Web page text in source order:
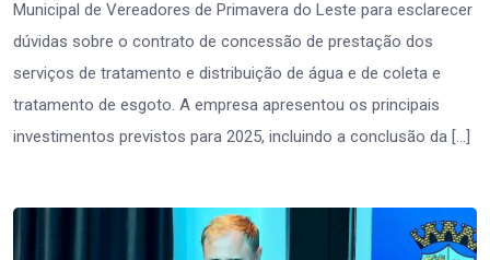
Municipal de Vereadores de Primavera do Leste para esclarecer
dúvidas sobre o contrato de concessão de prestação dos
serviços de tratamento e distribuição de água e de coleta e
tratamento de esgoto. A empresa apresentou os principais
investimentos previstos para 2025, incluindo a conclusão da […]